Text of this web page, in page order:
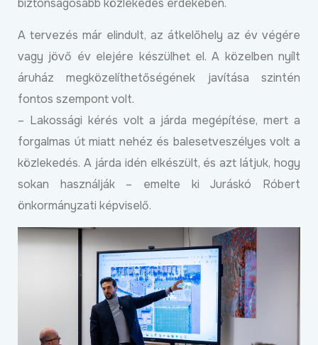
biztonságosabb közlekedés érdekében.
A tervezés már elindult, az átkelőhely az év végére
vagy jövő év elejére készülhet el. A közelben nyílt
áruház megközelíthetőségének javítása szintén
fontos szempont volt.
– Lakossági kérés volt a járda megépítése, mert a
forgalmas út miatt nehéz és balesetveszélyes volt a
közlekedés. A járda idén elkészült, és azt látjuk, hogy
sokan használják – emelte ki Juráskó Róbert
önkormányzati képviselő.